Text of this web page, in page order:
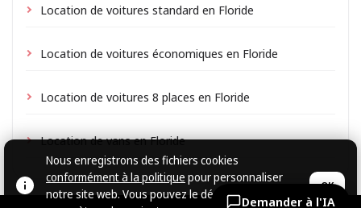
Location de voitures standard en Floride
Location de voitures économiques en Floride
Location de voitures 8 places en Floride
Location de vans en Floride
Nous enregistrons des fichiers cookies
conformément à la politique pour personnaliser
notre site web. Vous pouvez le désactiver dans les
OK
Demander à l'IA